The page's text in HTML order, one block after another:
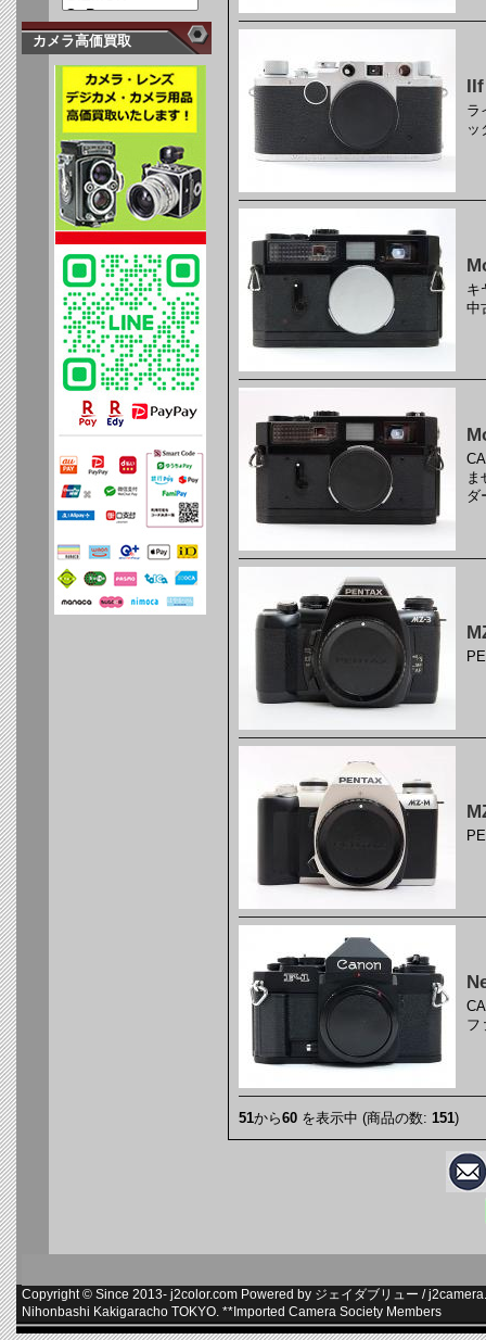
カメラ高価買取
IIf
ラ
ッ
キ
中
ダ
フ
51から60 を表示中 (商品の数: 151)
Copyright © Since 2013- j2color.com Powered by ジェイダブリュー /
Nihonbashi Kakigaracho TOKYO. ** Imported Camera Society Members